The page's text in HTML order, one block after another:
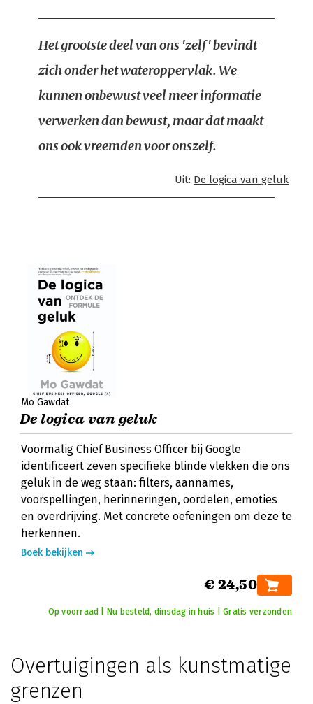
Het grootste deel van ons 'zelf' bevindt
zich onder het wateroppervlak. We
kunnen onbewust veel meer informatie
verwerken dan bewust, maar dat maakt
ons ook vreemden voor onszelf.
Uit: De logica van geluk
Mo Gawdat
De logica van geluk
Voormalig Chief Business Officer bij Google
identificeert zeven specifieke blinde vlekken die ons
geluk in de weg staan: filters, aannames,
voorspellingen, herinneringen, oordelen, emoties
en overdrijving. Met concrete oefeningen om deze te
herkennen.
Boek bekijken
€ 24,50
Op voorraad | Nu besteld, dinsdag in huis | Gratis verzonden
Overtuigingen als kunstmatige
grenzen